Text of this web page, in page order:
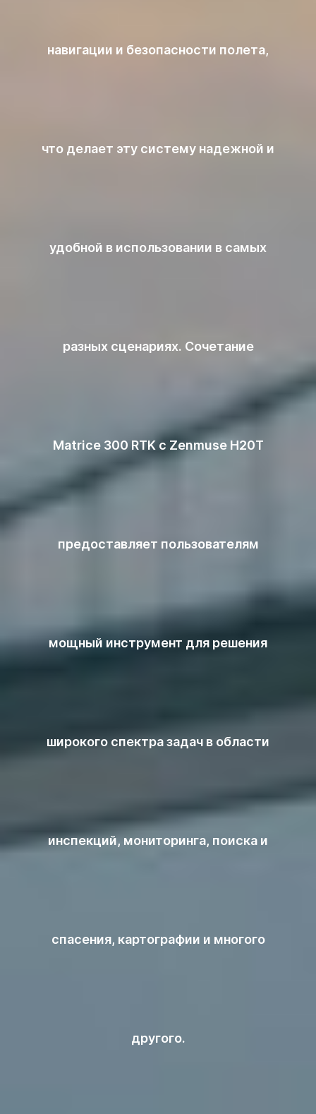
навигации и безопасности полета,
что делает эту систему надежной и
удобной в использовании в самых
разных сценариях. Сочетание
Matrice 300 RTK с Zenmuse H20T
предоставляет пользователям
мощный инструмент для решения
широкого спектра задач в области
инспекций, мониторинга, поиска и
спасения, картографии и многого
другого.